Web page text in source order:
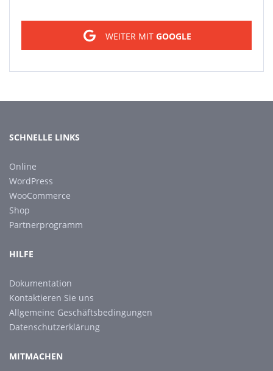
WEITER MIT GOOGLE
SCHNELLE LINKS
Online
WordPress
WooCommerce
Shop
Partnerprogramm
HILFE
Dokumentation
Kontaktieren Sie uns
Allgemeine Geschäftsbedingungen
Datenschutzerklärung
MITMACHEN